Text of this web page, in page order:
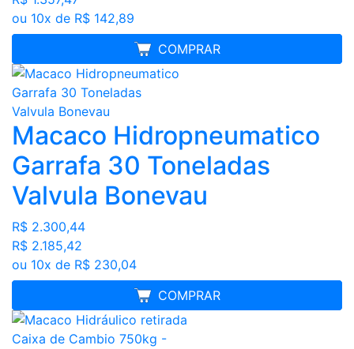
ou 10x de R$ 142,89
COMPRAR
MELHOR PREÇO
Macaco Hidropneumatico
Garrafa 30 Toneladas
Valvula Bonevau
R$ 2.300,44
R$ 2.185,42
ou 10x de R$ 230,04
COMPRAR
MELHOR PREÇO